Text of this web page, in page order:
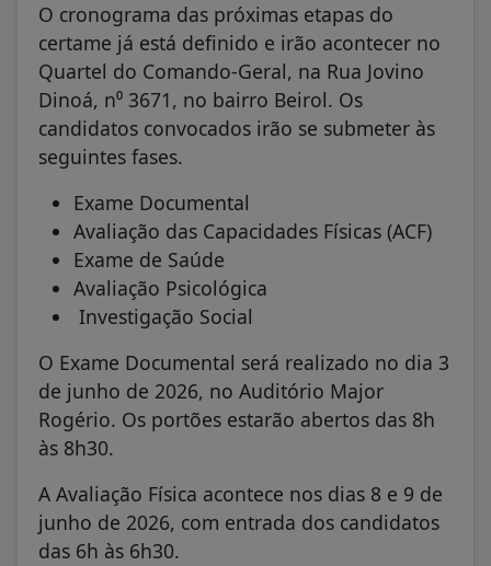
O cronograma das próximas etapas do
certame já está definido e irão acontecer no
Quartel do Comando-Geral, na Rua Jovino
Dinoá, n⁰ 3671, no bairro Beirol. Os
candidatos convocados irão se submeter às
seguintes fases.
Exame Documental
Avaliação das Capacidades Físicas (ACF)
Exame de Saúde
Avaliação Psicológica
Investigação Social
O Exame Documental será realizado no dia 3
de junho de 2026, no Auditório Major
Rogério. Os portões estarão abertos das 8h
às 8h30.
A Avaliação Física acontece nos dias 8 e 9 de
junho de 2026, com entrada dos candidatos
das 6h às 6h30.